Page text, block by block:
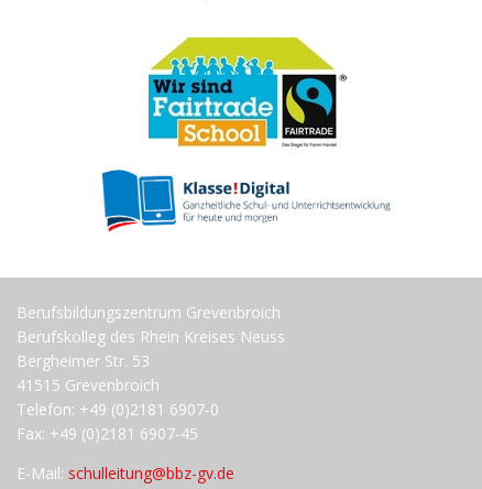
Berufsbildungszentrum Grevenbroich
Berufskolleg des Rhein Kreises Neuss
Bergheimer Str. 53
41515 Grevenbroich
Telefon: +49 (0)2181 6907-0
Fax: +49 (0)2181 6907-45
E-Mail: schulleitung@bbz-gv.de